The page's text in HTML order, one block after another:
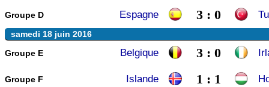
Groupe D Espagne 3 : 0
samedi 18 juin 2016
Groupe E
Belgique 3 : 0
Groupe F Islande 1 : 1